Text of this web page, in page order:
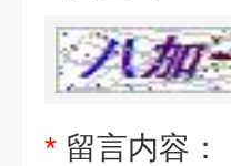
* 留言内容：